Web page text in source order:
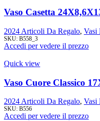
Vaso Casetta
2024 Articoli Da Regalo, Vasi
SKU: B558_3
Accedi per vedere il prezzo
Quick view
Vaso Cuore Classico
2024 Articoli Da Regalo, Vasi
SKU: B556
Accedi per vedere il prezzo